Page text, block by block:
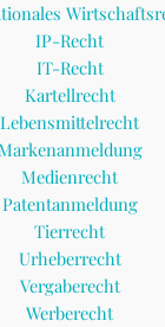
IP-Recht
IT-Recht
Kartellrecht
Lebensmittelrecht
Medienrecht
Patentanmeldung
Tierrecht
Urheberrecht
Vergaberecht
Werberecht